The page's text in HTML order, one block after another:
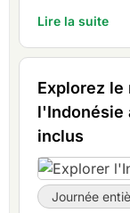
Lire la suite
Explorez le
l'Indonésie
inclus
Journée